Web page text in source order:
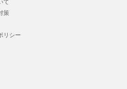
て
策
リシー